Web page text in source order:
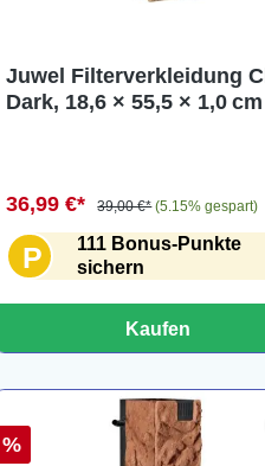
Juwel Filterverkleidung
Dark, 18,6 × 55,5 × 1,0 cm
36,99 €* 39,00 €* (5.15% gespart)
P
111 Bonus-Punkte
sichern
Kaufen
%